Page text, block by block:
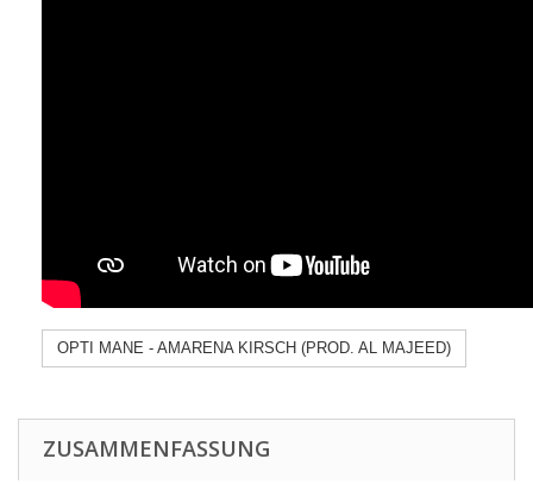
OPTI MANE - AMARENA KIRSCH (PROD. AL MAJEED)
ZUSAMMENFASSUNG